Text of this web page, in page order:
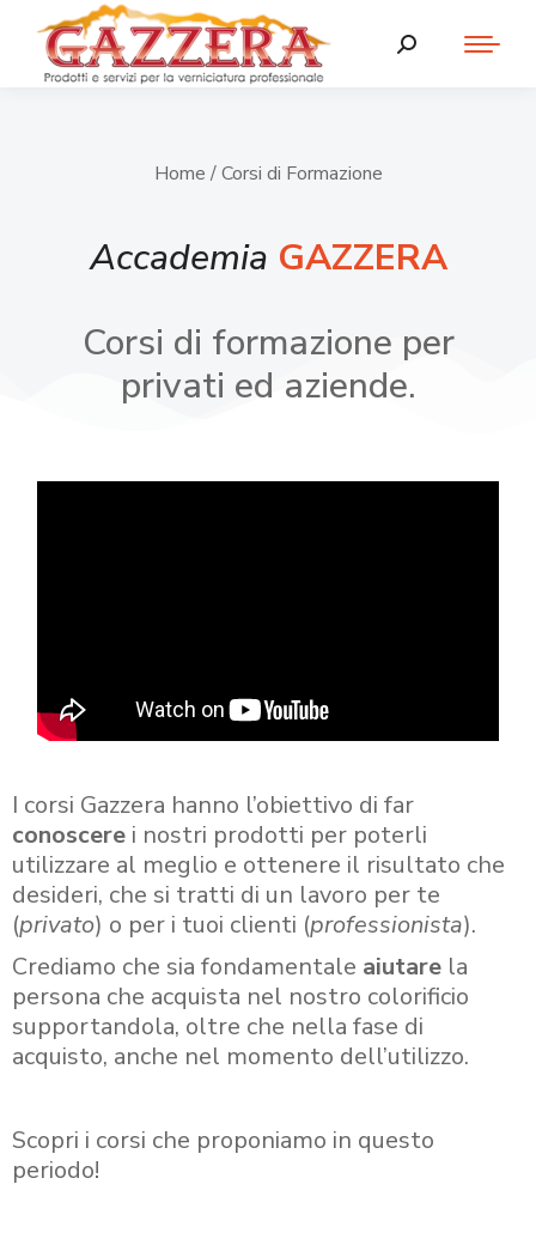
Home / Corsi di Formazione
Accademia GAZZERA
Corsi di formazione per
privati ed aziende.
I corsi Gazzera hanno l’obiettivo di far
conoscere i nostri prodotti per poterli
utilizzare al meglio e ottenere il risultato che
desideri, che si tratti di un lavoro per te
(privato) o per i tuoi clienti (professionista).
Crediamo che sia fondamentale aiutare la
persona che acquista nel nostro colorificio
supportandola, oltre che nella fase di
acquisto, anche nel momento dell’utilizzo.
Scopri i corsi che proponiamo in questo
periodo!